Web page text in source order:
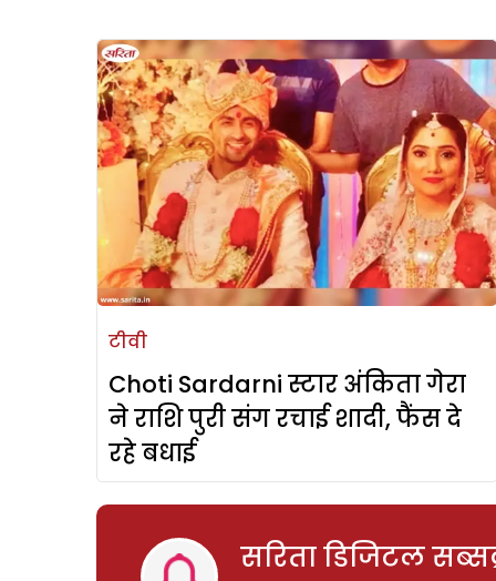
टीवी
Choti Sardarni स्टार अंकिता गेरा
ने राशि पुरी संग रचाई शादी, फैंस दे
रहे बधाई
सरिता डिजिटल